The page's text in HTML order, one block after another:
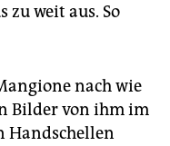
weit aus. So
nach wie
Bilder von ihm im
Handschellen